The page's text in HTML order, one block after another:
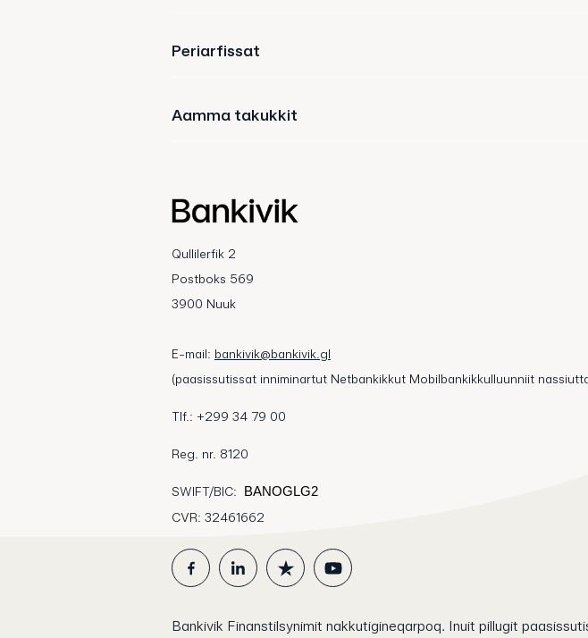
Periarfissat
Aamma takukkit
Qullilerfik 2
Postboks 569
3900 Nuuk
E-mail: bankivik@bankivik.gl
(paasissutissat inniminartut Netbankikkut Mobilbankikkulluunniit
Tlf.: +299 34 79 00
Reg. nr. 8120
SWIFT/BIC:
BANOGLG2
CVR: 32461662
Bankivik Finanstilsynimit nakkutigineqarpoq. Inuit pillugit